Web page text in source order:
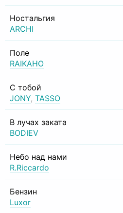
Ностальгия
ARCHI
Поле
RAIKAHO
С тобой
JONY, TASSO
В лучах заката
BODIEV
Небо над нами
R.Riccardo
Бензин
Luxor